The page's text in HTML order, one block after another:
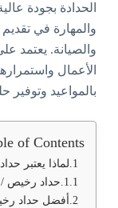
الحدادة بجودة
والمهارة في
والصيانة. يعتمد
الأعمال
بالمواعيد
of Contents
لماذا يعتبر
حداد رخيص / 90905107 / حداد الكويت / حداد هندي
أفضل حداد